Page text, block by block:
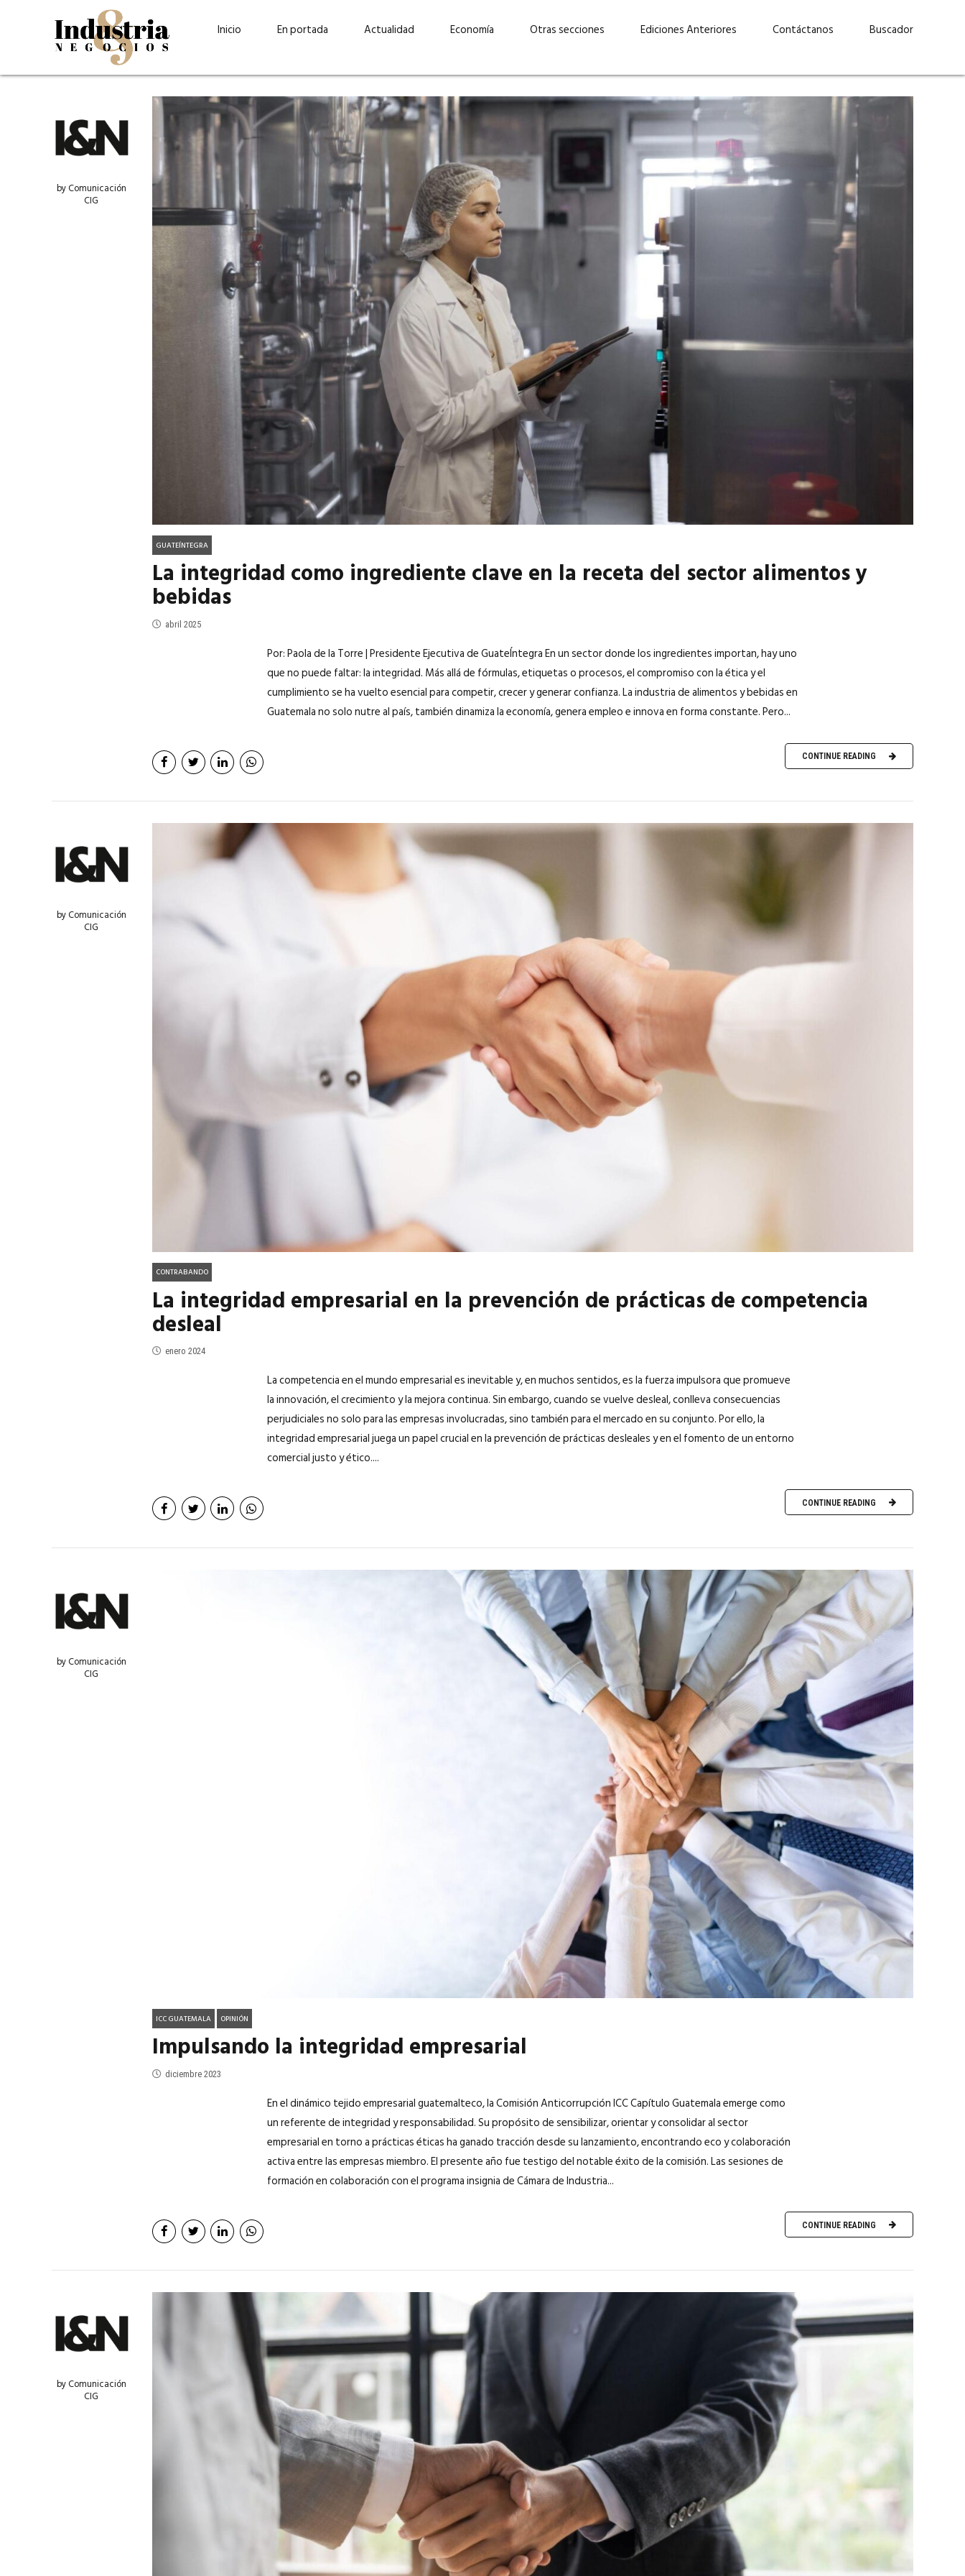
Inicio En portada
produciendo la proteína
más accesible para los
“La sostenibilidad está en
el centro de Cervecería
Ambev Guatemala» –
Ricardo Urteaga
EN PORTADA mayo 2026
“Invertir con propósito:
cómo CBC impulsa su
crecimiento industrial a
través de la innovación y la
sostenibilidad”
EN PORTADA abril 2026
Elizabeth Suárez: “Las
mujeres podemos liderar y
abrirnos paso por nuestros
propios méritos”
EN PORTADA marzo 2026
Lucas Martínez Paz: “En
Actualidad Economía Otras secciones Ediciones Anteriores Contáctanos Buscador
by Comunicación
CIG
GUATEÍNTEGRA
La integridad como ingrediente clave en la receta del sector alimentos y
bebidas
abril 2025
Por: Paola de la Torre | Presidente Ejecutiva de GuateÍntegra En un sector donde los ingredientes importan, hay uno
que no puede faltar: la integridad. Más allá de fórmulas, etiquetas o procesos, el compromiso con la ética y el
cumplimiento se ha vuelto esencial para competir, crecer y generar confianza. La industria de alimentos y bebidas en
Guatemala no solo nutre al país, también dinamiza la economía, genera empleo e innova en forma constante. Pero...
CONTINUE READING
by Comunicación
CIG
CONTRABANDO
La integridad empresarial en la prevención de prácticas de competencia
desleal
enero 2024
La competencia en el mundo empresarial es inevitable y, en muchos sentidos, es la fuerza impulsora que promueve
la innovación, el crecimiento y la mejora continua. Sin embargo, cuando se vuelve desleal, conlleva consecuencias
perjudiciales no solo para las empresas involucradas, sino también para el mercado en su conjunto. Por ello, la
integridad empresarial juega un papel crucial en la prevención de prácticas desleales y en el fomento de un entorno
comercial justo y ético....
CONTINUE READING
by Comunicación
CIG
ICC GUATEMALA OPINIÓN
Impulsando la integridad empresarial
diciembre 2023
En el dinámico tejido empresarial guatemalteco, la Comisión Anticorrupción ICC Capítulo Guatemala emerge como
un referente de integridad y responsabilidad. Su propósito de sensibilizar, orientar y consolidar al sector
empresarial en torno a prácticas éticas ha ganado tracción desde su lanzamiento, encontrando eco y colaboración
activa entre las empresas miembro. El presente año fue testigo del notable éxito de la comisión. Las sesiones de
formación en colaboración con el programa insignia de Cámara de Industria...
CONTINUE READING
by Comunicación
CIG